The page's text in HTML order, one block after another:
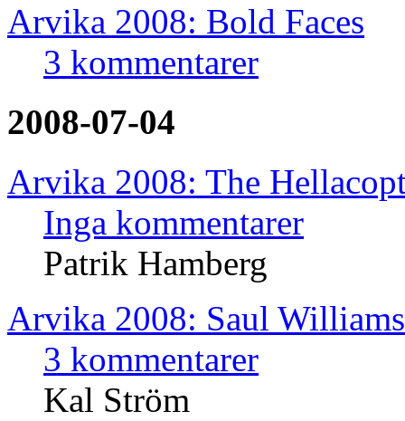
Arvika 2008: Bold Faces
3 kommentarer
2008-07-04
Arvika 2008: The
Inga kommentarer
Patrik Hamberg
Arvika 2008: Saul Williams
3 kommentarer
Kal Ström